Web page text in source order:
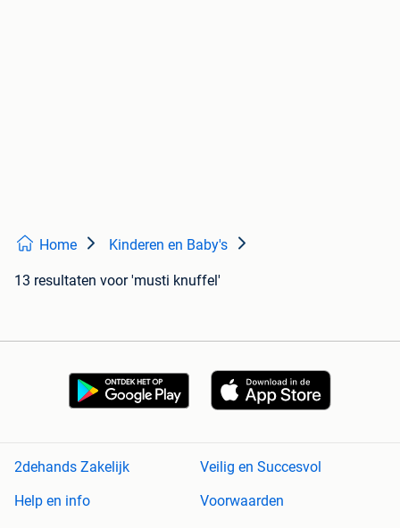
Home Kinderen en Baby's
13 resultaten voor 'musti knuffel'
2dehands Zakelijk
Veilig en Succesvol
Help en info
Voorwaarden